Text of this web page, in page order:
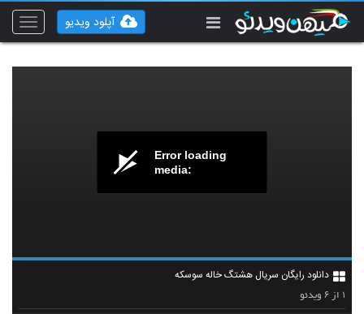
Toggle
آپلود ویدیو
Error loading
media:
دانلود رایگان سریال هشتگ خاله سوسکه
۱ از ۶ ویدئو